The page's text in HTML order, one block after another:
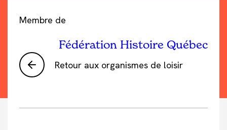
Retour aux organismes de loisir
Membre de
Fédération Histoire Québec